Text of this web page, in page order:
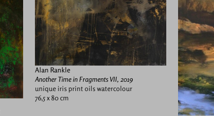
Alan Rankle
Another Time in Fragments VII, 2019
unique iris print oils watercolour
76,5 x 80 cm